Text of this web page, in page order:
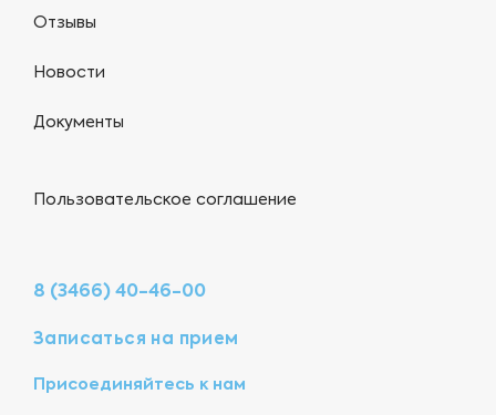
Отзывы
Новости
Документы
Пользовательское соглашение
8 (3466) 40-46-00
Записаться на прием
Присоединяйтесь к нам